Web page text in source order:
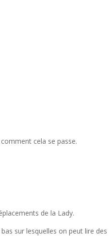
cela se passe.
de la Lady.
sur lesquelles on peut lire des